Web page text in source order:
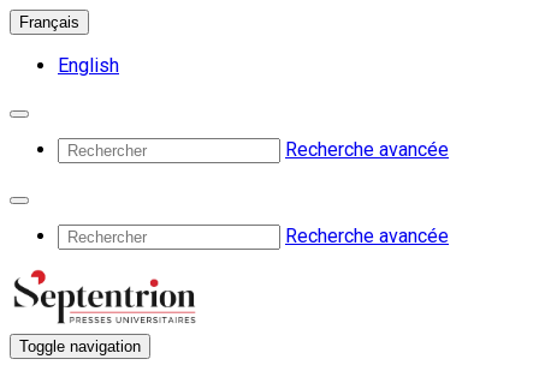
Français
English
Recherche avancée
Recherche avancée
Toggle navigation